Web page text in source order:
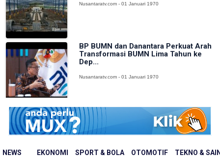
NEWS EKONOMI SPORT & BOLA OTOMOTIF TEKNO &
Nusantaratv.com - 01 Januari 1970
BP BUMN dan Danantara Perkuat Arah
Transformasi BUMN Lima Tahun ke
Dep...
Nusantaratv.com - 01 Januari 1970